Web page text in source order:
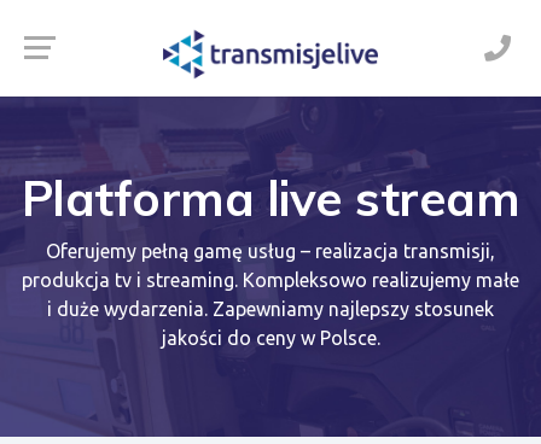
Platforma live stream
Oferujemy pełną gamę usług – realizacja transmisji,
produkcja tv i streaming. Kompleksowo realizujemy małe
i duże wydarzenia. Zapewniamy najlepszy stosunek
jakości do ceny w Polsce.